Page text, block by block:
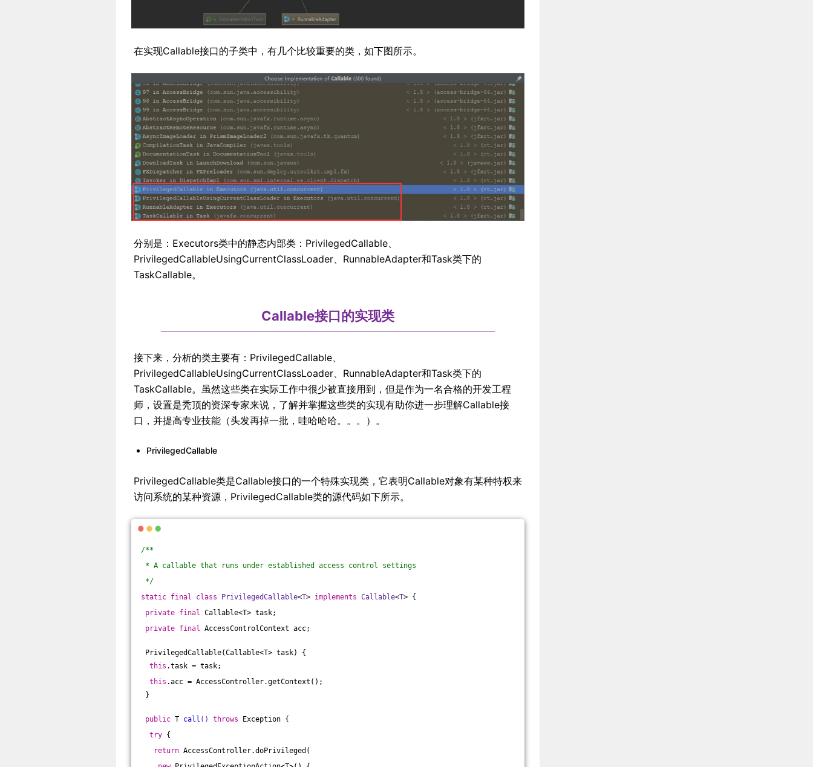
在实现Callable接口的子类中，有几个比较重要的类，如下图所示。
分别是：Executors类中的静态内部类：PrivilegedCallable、
PrivilegedCallableUsingCurrentClassLoader、RunnableAdapter和Task类下的
TaskCallable。
Callable接口的实现类
接下来，分析的类主要有：PrivilegedCallable、
PrivilegedCallableUsingCurrentClassLoader、RunnableAdapter和Task类下的
TaskCallable。虽然这些类在实际工作中很少被直接用到，但是作为一名合格的开发工程
师，设置是秃顶的资深专家来说，了解并掌握这些类的实现有助你进一步理解Callable接
口，并提高专业技能（头发再掉一批，哇哈哈哈。。。）。
PrivilegedCallable
PrivilegedCallable类是Callable接口的一个特殊实现类，它表明Callable对象有某种特权来
访问系统的某种资源，PrivilegedCallable类的源代码如下所示。
/**
* A callable that runs under established access control settings
*/
static final class PrivilegedCallable<T> implements Callable<T> {
private final
Callable<T> task;
private final AccessControlContext acc;
PrivilegedCallable(Callable<T> task) {
this .task = task;
this .acc = AccessController.getContext();
}
public T call () throws Exception {
try {
return AccessController.doPrivileged(